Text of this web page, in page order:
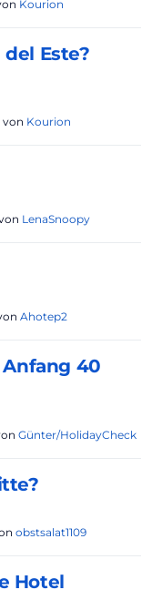
Kourion
Este?
von Kourion
LenaSnoopy
Ahotep2
40
Günter/HolidayCheck
obstsalat1109
Hotel